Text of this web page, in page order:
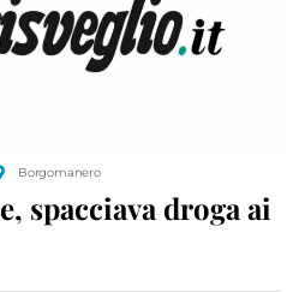
Borgomanero
spacciava droga ai